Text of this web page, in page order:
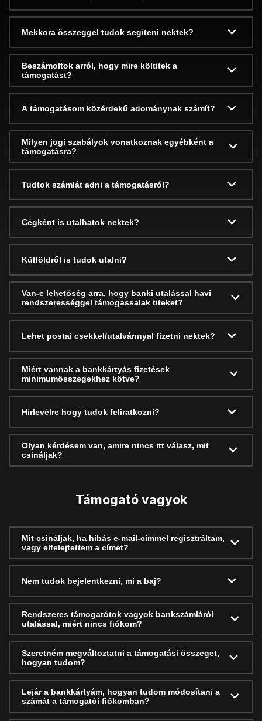
Mekkora összeggel tudok segíteni nektek?
Beszámoltok arról, hogy mire költitek a
támogatást?
A támogatásom közérdekű adománynak számít?
Milyen jogi szabályok vonatkoznak egyébként a
támogatásra?
Tudtok számlát adni a támogatásról?
Cégként is utalhatok nektek?
Külföldről is tudok utalni?
Van-e lehetőség arra, hogy banki utalással havi
rendszerességgel támogassalak titeket?
Lehet postai csekkel/utalvánnyal fizetni nektek?
Miért vannak a bankkártyás fizetések
minimumösszegekhez kötve?
Hírlevélre hogy tudok feliratkozni?
Olyan kérdésem van, amire nincs itt válasz, mit
csináljak?
Támogató vagyok
Mit csináljak, ha hibás e-mail-címmel regisztráltam,
vagy elfelejtettem a címet?
Nem tudok bejelentkezni, mi a baj?
Rendszeres támogatótok vagyok bankszámláról
utalással, miért nincs fiókom?
Szeretném megváltoztatni a támogatási összeget,
hogyan tudom?
Lejár a bankkártyám, hogyan tudom módosítani a
számát a támogatói fiókomban?